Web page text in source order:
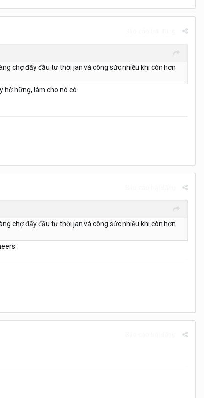
chợ đấy đầu tư thời jan và công sức nhiều khi còn hơn
hững, làm cho nó có.
chợ đấy đầu tư thời jan và công sức nhiều khi còn hơn